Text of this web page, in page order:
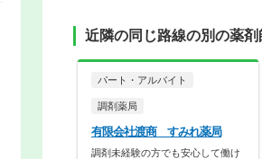
近隣の同じ路線の別の薬剤
パート・アルバイト
調剤薬局
有限会社渡商 すみれ薬局
調剤未経験の方でも安心して働け